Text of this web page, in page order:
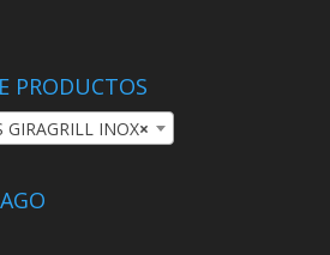
PRODUCTOS
×
INOX